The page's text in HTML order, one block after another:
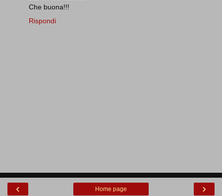
Che buona!!!
Rispondi
‹ ›
Home page